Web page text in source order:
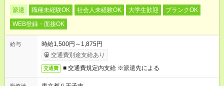
派遣 職種未経験OK 社会人未経験OK 大学生歓迎
ブランクOK
WEB登録・面接OK
給与
時給1,500円～1,875円
交通費別途支給あり
交通費 ■ 交通費規定内支給 ※派遣先による